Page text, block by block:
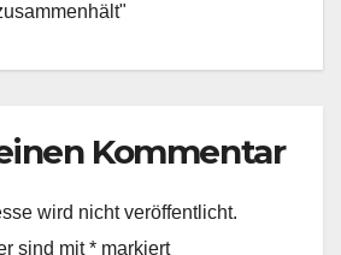
Kommentar
wird nicht veröffentlicht.
sind mit* markiert